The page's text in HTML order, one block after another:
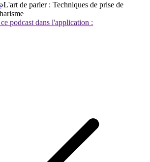
L'art de parler : Techniques de prise de
podcast dans l'application :